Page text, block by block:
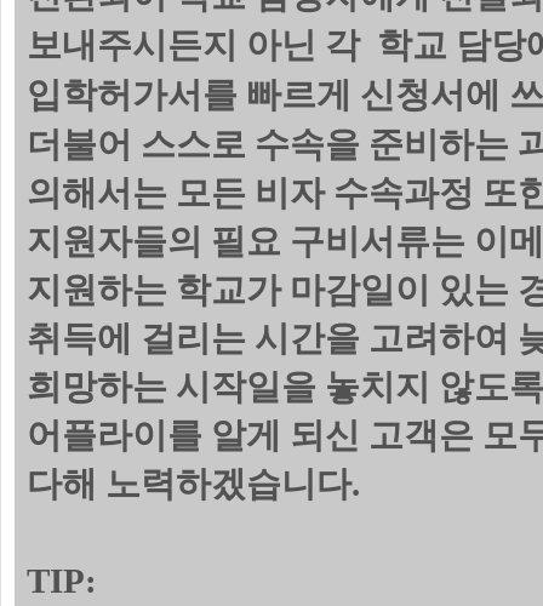
보내주시든지 아닌 각 학교 담당
입학허가서를 빠르게 신청서에
더불어 스스로 수속을 준비하는
의해서는 모든 비자 수속과정 또
지원자들의 필요 구비서류는 이
지원하는 학교가 마감일이 있는
취득에 걸리는 시간을 고려하여
희망하는 시작일을 놓치지 않도
어플라이를 알게 되신 고객은 모
다해 노력하겠습니다.
TIP: